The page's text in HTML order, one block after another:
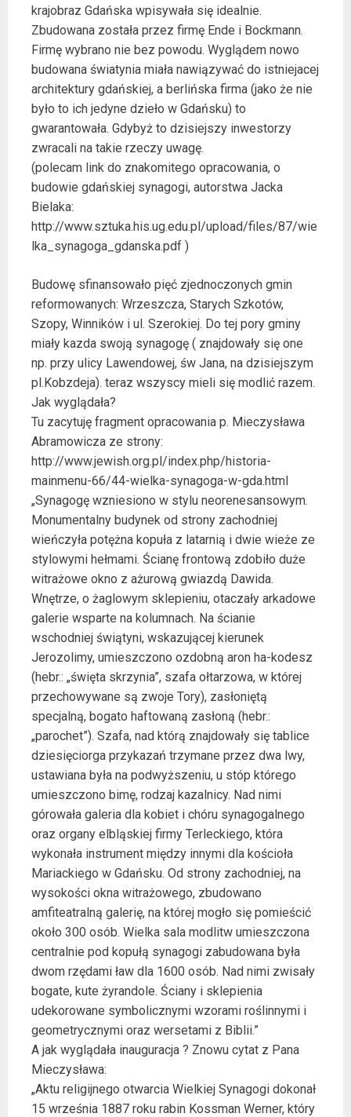
krajobraz Gdańska wpisywała się idealnie.
Zbudowana została przez firmę Ende i Bockmann.
Firmę wybrano nie bez powodu. Wyglądem nowo
budowana światynia miała nawiązywać do istniejacej
architektury gdańskiej, a berlińska firma (jako że nie
było to ich jedyne dzieło w Gdańsku) to
gwarantowała. Gdybyż to dzisiejszy inwestorzy
zwracali na takie rzeczy uwagę.
(polecam link do znakomitego opracowania, o
budowie gdańskiej synagogi, autorstwa Jacka
Bielaka:
http://www.sztuka.his.ug.edu.pl/upload/files/87/wie
lka_synagoga_gdanska.pdf )
Budowę sfinansowało pięć zjednoczonych gmin
reformowanych: Wrzeszcza, Starych Szkotów,
Szopy, Winników i ul. Szerokiej. Do tej pory gminy
miały kazda swoją synagogę ( znajdowały się one
np. przy ulicy Lawendowej, św Jana, na dzisiejszym
pl.Kobzdeja). teraz wszyscy mieli się modlić razem.
Jak wyglądała?
Tu zacytuję fragment opracowania p. Mieczysława
Abramowicza ze strony:
http://www.jewish.org.pl/index.php/historia-
mainmenu-66/44-wielka-synagoga-w-gda.html
„Synagogę wzniesiono w stylu neorenesansowym.
Monumentalny budynek od strony zachodniej
wieńczyła potężna kopuła z latarnią i dwie wieże ze
stylowymi hełmami. Ścianę frontową zdobiło duże
witrażowe okno z ażurową gwiazdą Dawida.
Wnętrze, o żaglowym sklepieniu, otaczały arkadowe
galerie wsparte na kolumnach. Na ścianie
wschodniej świątyni, wskazującej kierunek
Jerozolimy, umieszczono ozdobną aron ha-kodesz
(hebr.: „święta skrzynia”, szafa ołtarzowa, w której
przechowywane są zwoje Tory), zasłoniętą
specjalną, bogato haftowaną zasłoną (hebr.:
„parochet”). Szafa, nad którą znajdowały się tablice
dziesięciorga przykazań trzymane przez dwa lwy,
ustawiana była na podwyższeniu, u stóp którego
umieszczono bimę, rodzaj kazalnicy. Nad nimi
górowała galeria dla kobiet i chóru synagogalnego
oraz organy elbląskiej firmy Terleckiego, która
wykonała instrument między innymi dla kościoła
Mariackiego w Gdańsku. Od strony zachodniej, na
wysokości okna witrażowego, zbudowano
amfiteatralną galerię, na której mogło się pomieścić
około 300 osób. Wielka sala modlitw umieszczona
centralnie pod kopułą synagogi zabudowana była
dwom rzędami ław dla 1600 osób. Nad nimi zwisały
bogate, kute żyrandole. Ściany i sklepienia
udekorowane symbolicznymi wzorami roślinnymi i
geometrycznymi oraz wersetami z Biblii.”
A jak wyglądała inauguracja ? Znowu cytat z Pana
Mieczysława:
„Aktu religijnego otwarcia Wielkiej Synagogi dokonał
15 września 1887 roku rabin Kossman Werner, który